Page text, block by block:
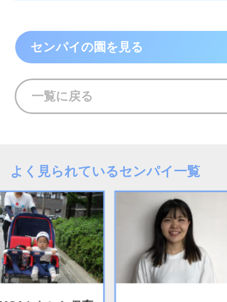
センパイの園を見る
一覧に戻る
よく見られているセンパイ一覧